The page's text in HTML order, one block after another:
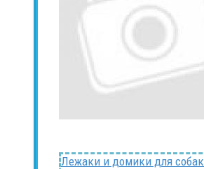
Лежаки и домики для собак